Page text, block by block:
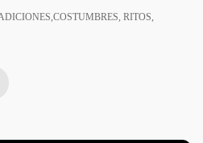
RITOS,